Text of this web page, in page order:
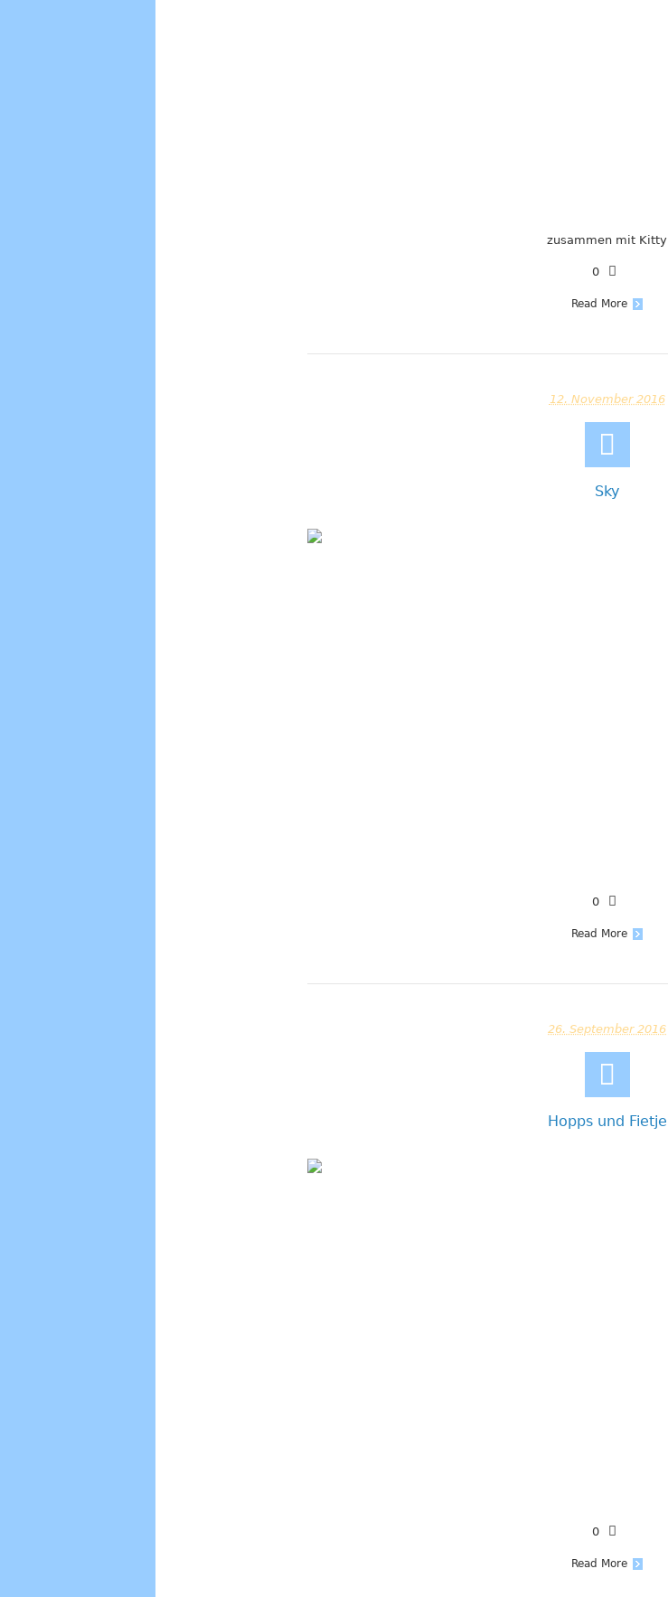
zusammen mit Kitty
0
Read More
12. November 2016
Sky
0
Read More
26. September 2016
Hopps und Fietje
0
Read More